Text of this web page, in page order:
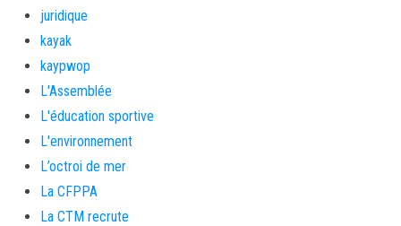
juridique
kayak
kaypwop
L'Assemblée
L'éducation sportive
L'environnement
L’octroi de mer
La CFPPA
La CTM recrute